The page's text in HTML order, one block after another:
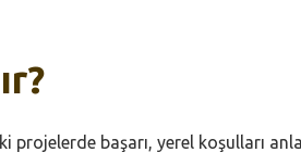
başarı, yerel koşulları